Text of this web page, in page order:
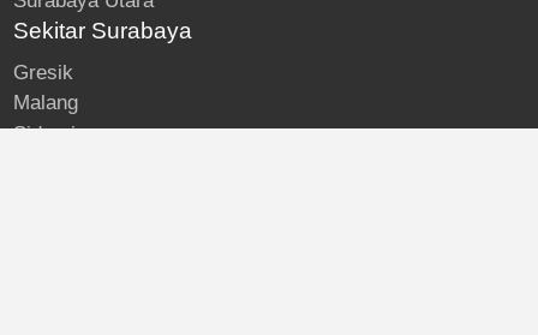
Sekitar Surabaya
Gresik
Malang
Sidoarjo